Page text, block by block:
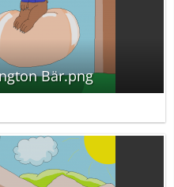
Bär.png